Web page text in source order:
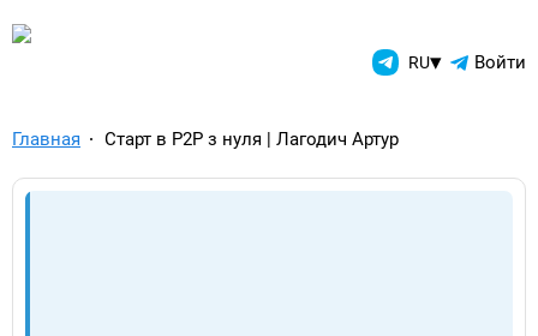
TelegramAds.com — RU▾ Войти
Главная Старт в Р2Р з нуля | Лагодич Артур